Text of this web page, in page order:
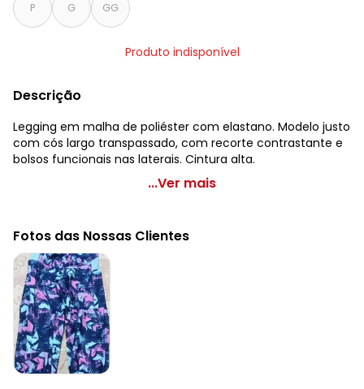
P G GG
Produto indisponível
Descrição
Legging em malha de poliéster com elastano. Modelo justo
com cós largo transpassado, com recorte contrastante e
bolsos funcionais nas laterais. Cintura alta.
Sawary Fitness - Legging Abstrato com Bolso Lateral
Código do produto: 3611330
Modelagem: Justo
Cintura: Alta
Observação: Bolsos funcionais nas laterais
Tecido: Malha
Composição: 92% poliéster 8% elastano
Histórico de preços
O preço apresentado abaixo é o menor oferecido em
...Ver mais
Fotos das Nossas Clientes